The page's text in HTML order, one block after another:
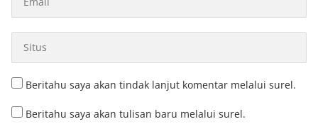
Beritahu saya akan tindak lanjut komentar melalui surel.
Beritahu saya akan tulisan baru melalui surel.